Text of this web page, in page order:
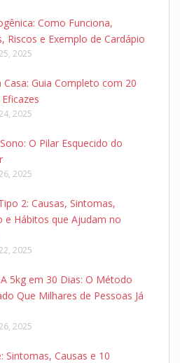
Como Funciona,
Riscos e Exemplo de Cardápio
2025
Casa: Guia Completo com 20
2025
O Pilar Esquecido do
2025
2: Causas, Sintomas,
e Hábitos que Ajudam no
2025
5kg em 30 Dias: O Método
Que Milhares de Pessoas Já
2025
Sintomas, Causas e 10